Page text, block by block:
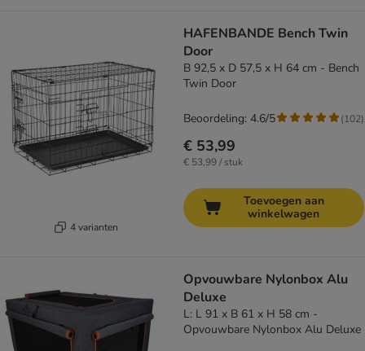
4 varianten
HAFENBANDE Bench Twin
Door
B 92,5 x D 57,5 x H 64 cm - Bench
Twin Door
€ 53,99
€ 53,99 / stuk
Beoordeling: 4.6/5 (102)
Toevoegen aan
winkelwagen
Opvouwbare Nylonbox Alu
Deluxe
L: L 91 x B 61 x H 58 cm -
Opvouwbare Nylonbox Alu Deluxe